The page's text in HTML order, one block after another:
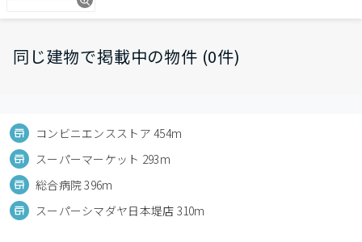
同じ建物で掲載中の物件 (0件)
コンビニエンスストア 454m
スーパーマーケット 293m
総合病院 396m
スーパーシマダヤ日本堤店 310m